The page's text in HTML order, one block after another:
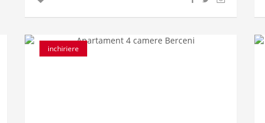
inchiriere